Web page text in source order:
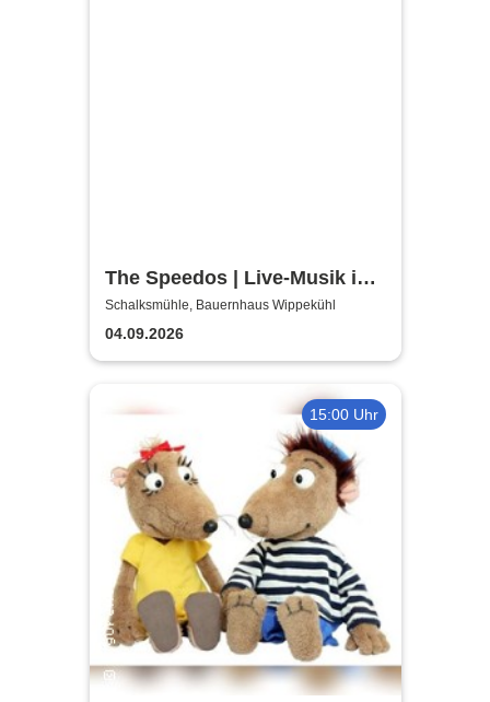
The Speedos | Live-Musik im
Bauernhaus
Schalksmühle, Bauernhaus Wippekühl
04.09.2026
15:00 Uhr